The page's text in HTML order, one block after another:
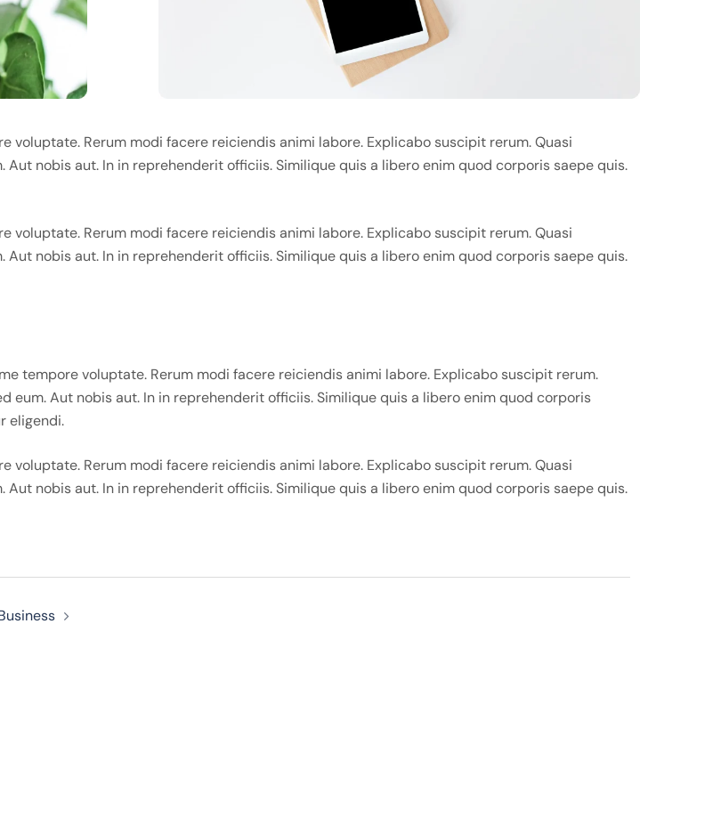
voluptate. Rerum modi facere reiciendis animi labore. Explicabo suscipit rerum. Quasi
nobis aut. In in reprehenderit officiis. Similique quis a libero enim quod corporis saepe quis.
voluptate. Rerum modi facere reiciendis animi labore. Explicabo suscipit rerum. Quasi
nobis aut. In in reprehenderit officiis. Similique quis a libero enim quod corporis saepe quis.
tempore voluptate. Rerum modi facere reiciendis animi labore. Explicabo suscipit rerum.
Aut nobis aut. In in reprehenderit officiis. Similique quis a libero enim quod corporis
eligendi.
voluptate. Rerum modi facere reiciendis animi labore. Explicabo suscipit rerum. Quasi
nobis aut. In in reprehenderit officiis. Similique quis a libero enim quod corporis saepe quis.